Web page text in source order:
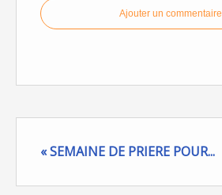
Ajouter un commentaire
« SEMAINE DE PRIERE POUR...